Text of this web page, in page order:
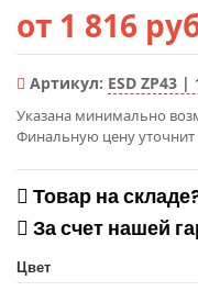
от 1 816
Артикул: ESD ZP43 |
Указана минимально
Финальную цену
Товар на
За счет нашей
Цвет